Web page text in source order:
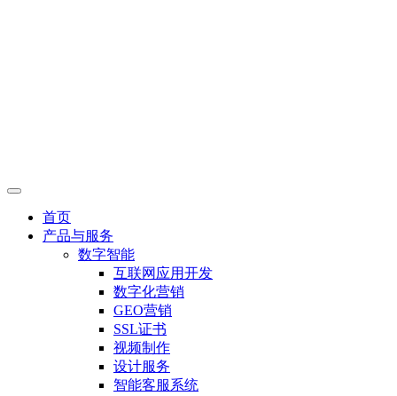
首页
产品与服务
数字智能
互联网应用开发
数字化营销
GEO营销
SSL证书
视频制作
设计服务
智能客服系统